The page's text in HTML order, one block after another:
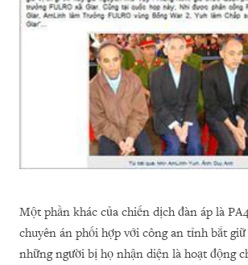
Một phần khác của chiến dịch đàn áp là
chuyên án phối hợp với công an tỉnh bắt
những người bị họ nhận diện là hoạt động